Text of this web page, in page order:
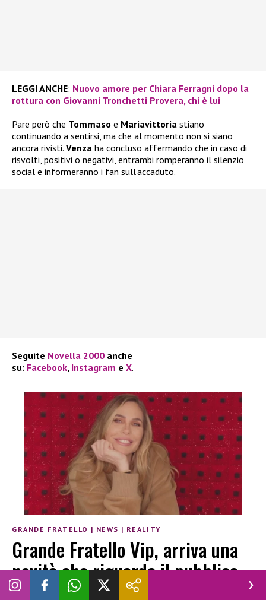
LEGGI ANCHE: Nuovo amore per Chiara Ferragni dopo la
rottura con Giovanni Tronchetti Provera, chi è lui
Pare però che Tommaso e Mariavittoria stiano
continuando a sentirsi, ma che al momento non si siano
ancora rivisti. Venza ha concluso affermando che in caso di
risvolti, positivi o negativi, entrambi romperanno il silenzio
social e informeranno i fan sull’accaduto.
Seguite Novella 2000 anche
su: Facebook, Instagram e X.
GRANDE FRATELLO | NEWS | REALITY
Grande Fratello Vip, arriva una
novità che riguarda il pubblico